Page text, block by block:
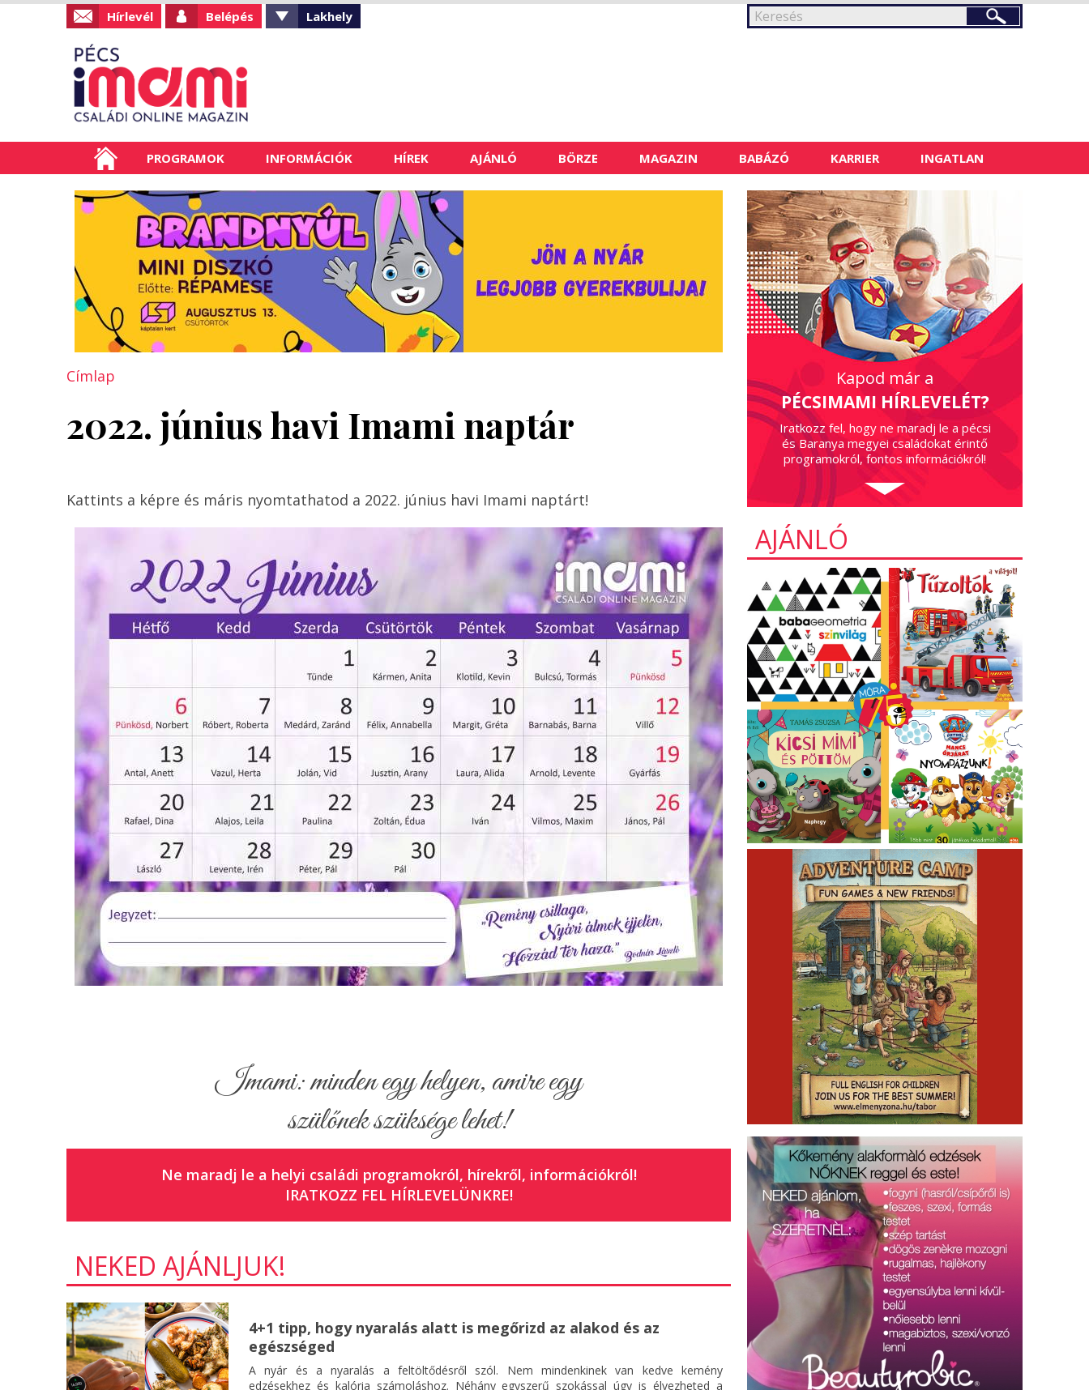
Hírlevél Belépés Lakhely
PROGRAMOK INFORMÁCIÓK HÍREK AJÁNLÓ BÖRZE MAGAZIN BABÁZÓ KARRIER INGATLAN
Címlap
2022. június havi Imami naptár
Kattints a képre és máris nyomtathatod a 2022. június havi Imami naptárt!
Imami: minden egy helyen, amire egy
szülőnek szüksége lehet!
Ne maradj le a helyi családi programokról, hírekről, információkról!
IRATKOZZ FEL HÍRLEVELÜNKRE!
NEKED AJÁNLJUK!
4+1 tipp, hogy nyaralás alatt is megőrizd az alakod és az
egészséged
A nyár és a nyaralás a feltöltődésről szól. Nem mindenkinek van kedve kemény
edzésekhez és kalória számoláshoz. Néhány egyszerű szokással úgy is élvezheted a
Kapod már a
PÉCSIMAMI HÍRLEVELÉT?
Iratkozz fel, hogy ne maradj le a pécsi
és Baranya megyei családokat érintő
programokról, fontos információkról!
AJÁNLÓ